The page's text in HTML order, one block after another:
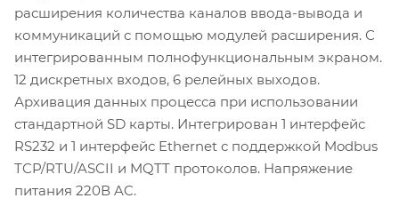
расширения количества каналов ввода-вывода и
коммуникаций с помощью модулей расширения. С
интегрированным полнофункциональным экраном.
12 дискретных входов, 6 релейных выходов.
Архивация данных процесса при использовании
стандартной SD карты. Интегрирован 1 интерфейс
RS232 и 1 интерфейс Ethernet с поддержкой Modbus
TCP/RTU/ASCII и MQTT протоколов. Напряжение
питания 220В AC.